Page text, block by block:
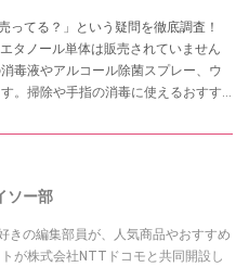
ってる？」という疑問を徹底調査！
タノール単体は販売されていません
毒液やアルコール除菌スプレー、ウ
。掃除や手指の消毒に使えるおすす
ソー部
きの編集部員が、人気商品やおすすめ
が株式会社NTTドコモと共同開設し